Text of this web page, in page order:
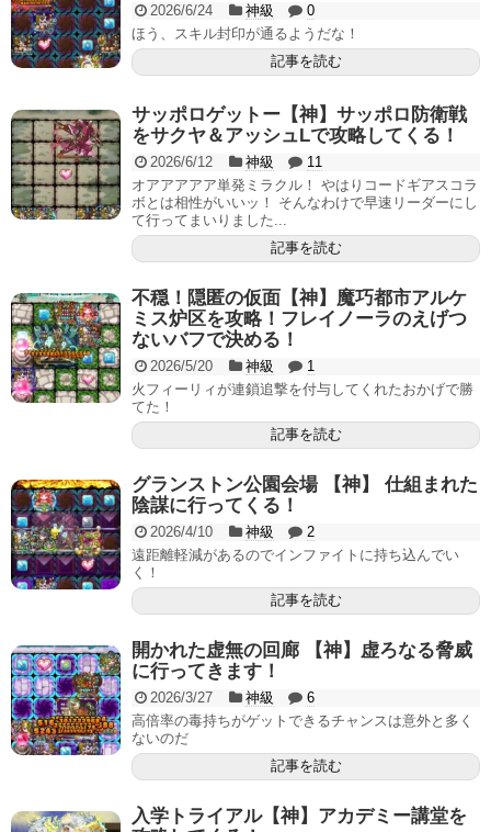
2026/6/24 神級
0
ほう、スキル封印が通るようだな！
記事を読む
サッポロゲットー【神】サッポロ防衛戦
をサクヤ＆アッシュLで攻略してくる！
2026/6/12 神級
11
オアアアアア単発ミラクル！ やはりコードギアスコラ
ボとは相性がいいッ！ そんなわけで早速リーダーにし
て行ってまいりました...
記事を読む
不穏！隠匿の仮面【神】魔巧都市アルケ
ミス炉区を攻略！フレイノーラのえげつ
ないバフで決める！
2026/5/20 神級
1
火フィーリィが連鎖追撃を付与してくれたおかげで勝
てた！
記事を読む
グランストン公園会場 【神】 仕組まれた
陰謀に行ってくる！
2026/4/10 神級
2
遠距離軽減があるのでインファイトに持ち込んでい
く！
記事を読む
開かれた虚無の回廊 【神】虚ろなる脅威
に行ってきます！
2026/3/27 神級
6
高倍率の毒持ちがゲットできるチャンスは意外と多く
ないのだ
記事を読む
入学トライアル【神】アカデミー講堂を